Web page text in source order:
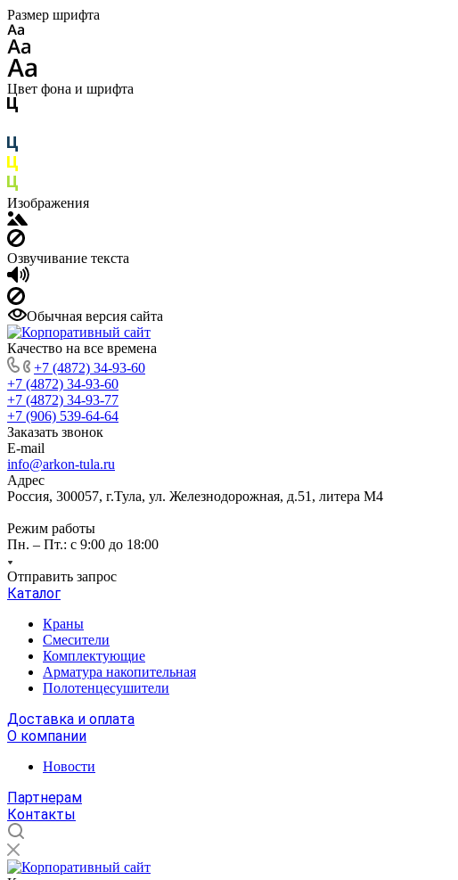
Размер шрифта
Цвет фона и шрифта
Изображения
Озвучивание текста
Обычная версия сайта
Качество на все времена
+7 (4872) 34-93-60
+7 (4872) 34-93-60
+7 (4872) 34-93-77
+7 (906) 539-64-64
Заказать звонок
E-mail
info@arkon-tula.ru
Адрес
Россия, 300057, г.Тула, ул. Железнодорожная, д.51, литера М4
Режим работы
Пн. – Пт.: с 9:00 до 18:00
Отправить запрос
Каталог
Краны
Смесители
Комплектующие
Арматура накопительная
Полотенцесушители
Доставка и оплата
О компании
Новости
Партнерам
Контакты